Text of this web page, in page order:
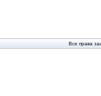
Все права